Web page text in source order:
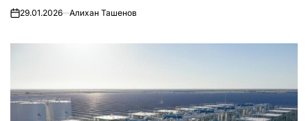
on29.01.2026 Алихан Ташенов